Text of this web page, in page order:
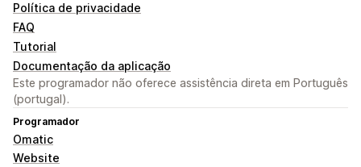
Política de privacidade
FAQ
Tutorial
Documentação da aplicação
Este programador não oferece assistência direta em Português
(portugal).
Programador
Omatic
Website